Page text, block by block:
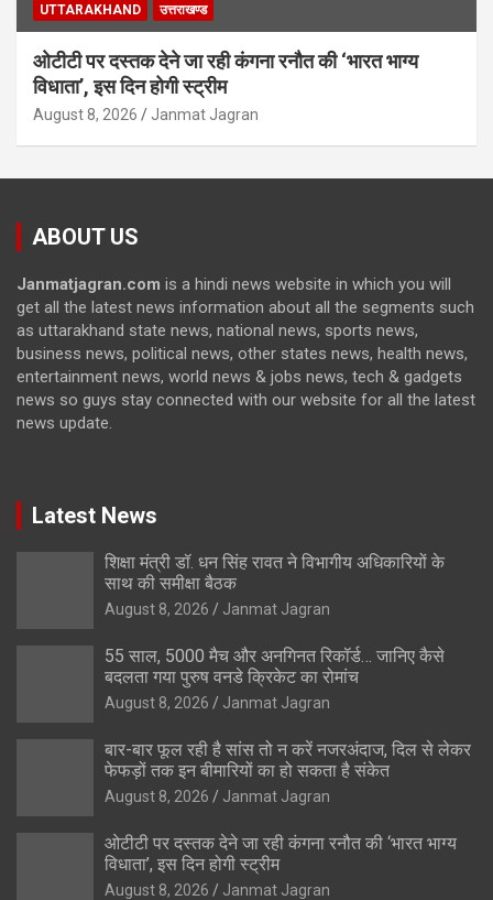
UTTARAKHAND उत्तराखण्ड
ओटीटी पर दस्तक देने जा रही कंगना रनौत की ‘भारत भाग्य
विधाता’, इस दिन होगी स्ट्रीम
August 8, 2026 Janmat Jagran
ABOUT US
Janmatjagran.com is a hindi news website in which you will
get all the latest news information about all the segments such
as uttarakhand state news, national news, sports news,
business news, political news, other states news, health news,
entertainment news, world news & jobs news, tech & gadgets
news so guys stay connected with our website for all the latest
news update.
Latest News
शिक्षा मंत्री डॉ. धन सिंह रावत ने विभागीय अधिकारियों के
साथ की समीक्षा बैठक
August 8, 2026 Janmat Jagran
55 साल, 5000 मैच और अनगिनत रिकॉर्ड… जानिए कैसे
बदलता गया पुरुष वनडे क्रिकेट का रोमांच
August 8, 2026 Janmat Jagran
बार-बार फूल रही है सांस तो न करें नजरअंदाज, दिल से लेकर
फेफड़ों तक इन बीमारियों का हो सकता है संकेत
August 8, 2026 Janmat Jagran
ओटीटी पर दस्तक देने जा रही कंगना रनौत की ‘भारत भाग्य
विधाता’, इस दिन होगी स्ट्रीम
August 8, 2026 Janmat Jagran